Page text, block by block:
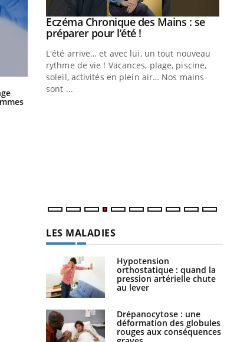
La sieste empêche-t-elle de dormir
Youtube
Eczéma Chronique des Mains : se
préparer pour l’été !Youtube
L'été arrive… et avec lui, un tout nouveau
rythme de vie ! Vacances, plage, piscine,
soleil, activités en plein air… Nos mains
sont ...
LES MALADIES
Hypotension
orthostatique : quand la
pression artérielle chute
au lever
Drépanocytose : une
déformation des globules
rouges aux conséquences